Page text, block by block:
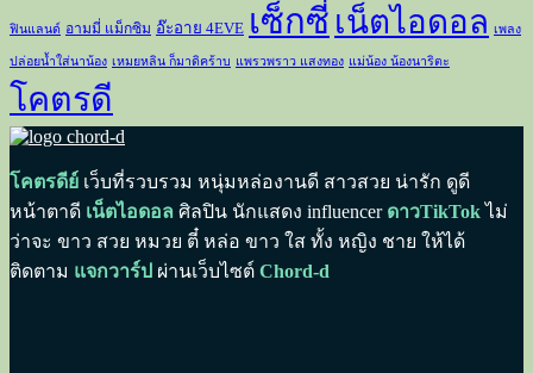
ฟินแลนด์ อามมี่ แม็กซิม อ๊ะอาย 4EVE เซ็กซี่ เน็ตไอดอล เพลง
ปล่อยน้ำใส่นาน้อง เหมยหลิน ก็มาดิคร้าบ แพรวพราว แสงทอง แม่น้อง น้องนาริตะ
โคตรดี
โคตรดีย์ เว็บที่รวบรวม หนุ่มหล่องานดี สาวสวย น่ารัก ดูดี
หน้าตาดี เน็ตไอดอล ศิลปิน นักแสดง influencer ดาวTikTokไม่
ว่าจะ ขาว สวย หมวย ตี๋ หล่อ ขาว ใส ทั้ง หญิง ชาย ให้ได้
ติดตาม แจกวาร์ป ผ่านเว็บไซต์ Chord-d